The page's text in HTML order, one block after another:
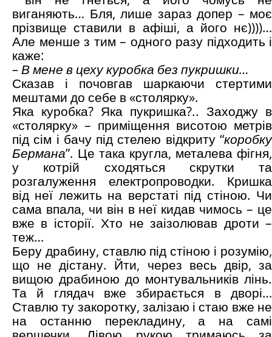
виганяють… Бля, лише зараз допер – моє
прізвище ставили в афіші, а його нє))))…
Але менше з тим – одного разу підходить і
каже:
– В мене в цеху куробка без пукришки…
Сказав і почовгав шаркаючи стертими
мештами до себе в «столярку».
Яка куробка? Яка пукришка?.. Заходжу в
«столярку» – приміщення висотою метрів
під сім і бачу під стелею відкриту “коробку
Бермана”. Це така кругла, металева фігня,
у котрій сходяться скрутки та
розгалуження електропроводки. Кришка
від неї лежить на верстаті під стіною. Чи
сама впала, чи він в неї кидав чимось – це
вже в історії. Хто не заізолював дроти –
теж…
Беру драбину, ставлю під стіною і розумію,
що не дістану. Йти, через весь двір, за
вищою драбиною до монтувальників лінь.
Та й глядач вже збирається в дворі…
Ставлю ту закоротку, залізаю і стаю вже не
на останню перекладину, а на самі